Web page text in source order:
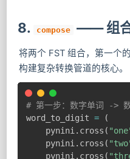
8. compose —— 组
将两个 FST 组合，第一个
构建复杂转换管道的核心。
# 第一步：数字单词 ->
word_to_digit =
(
    pynini
. cross (
    pynini
. cross (
    pynini
. cross (